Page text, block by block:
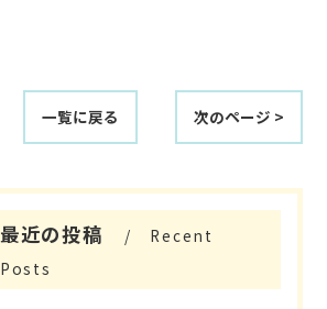
一覧に戻る 次のページ >
最近の投稿
Recent
Posts